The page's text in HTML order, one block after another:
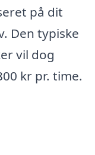
på dit
Den typiske
vil dog
kr pr. time.